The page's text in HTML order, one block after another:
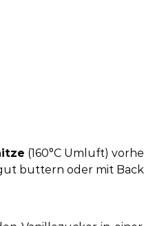
(160°C Umluft)
buttern oder mit